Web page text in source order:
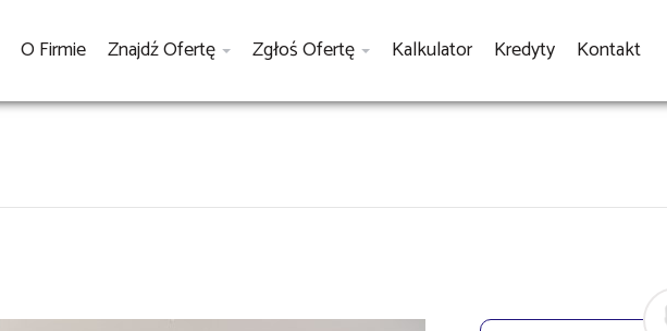
O Firmie Znajdź Ofertę Zgłoś Ofertę Kalkulator Kredyty Kontakt